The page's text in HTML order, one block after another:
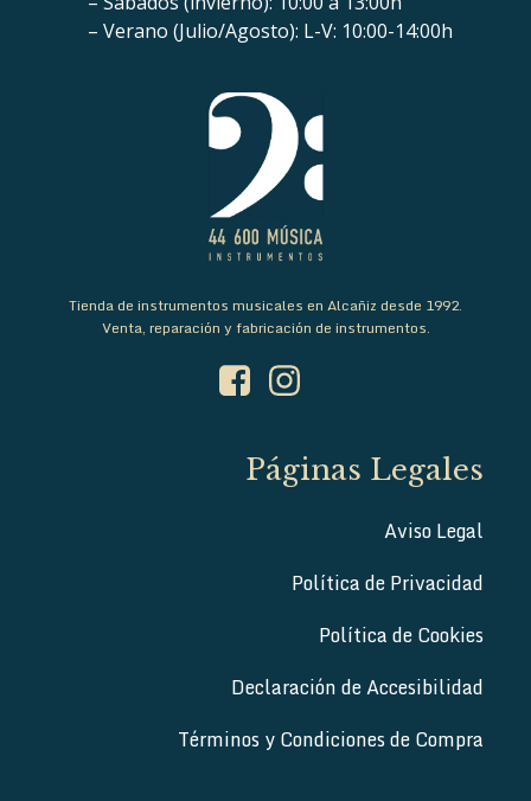
– Verano (Julio/Agosto): L-V: 10:00-14:00h
Tienda de instrumentos musicales en Alcañiz desde 1992.
Venta, reparación y fabricación de instrumentos.
Páginas Legales
Aviso Legal
Política de Privacidad
Política de Cookies
Declaración de Accesibilidad
Términos y Condiciones de Compra